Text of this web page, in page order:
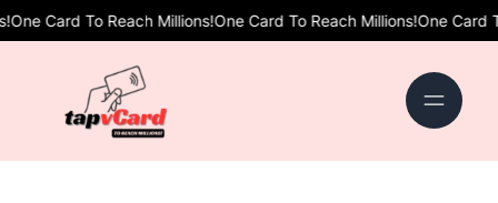
Card To Reach Millions!One Card To Reach Millions!One Card